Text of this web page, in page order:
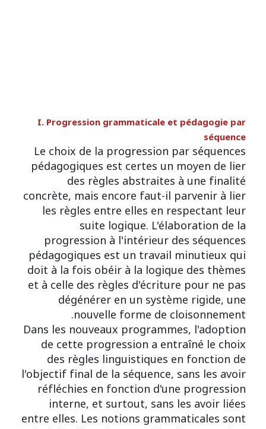
I. Progression grammaticale et pédagogie par
séquence
Le choix de la progression par séquences
pédagogiques est certes un moyen de lier
des règles abstraites à une finalité
concrète, mais encore faut-il parvenir à lier
les règles entre elles en respectant leur
suite logique. L'élaboration de la
progression à l'intérieur des séquences
pédagogiques est un travail minutieux qui
doit à la fois obéir à la logique des thèmes
et à celle des règles d'écriture pour ne pas
dégénérer en un système rigide, une
nouvelle forme de cloisonnement.
Dans les nouveaux programmes, l'adoption
de cette progression a entraîné le choix
des règles linguistiques en fonction de
l'objectif final de la séquence, sans les avoir
réfléchies en fonction d'une progression
interne, et surtout, sans les avoir liées
entre elles. Les notions grammaticales sont